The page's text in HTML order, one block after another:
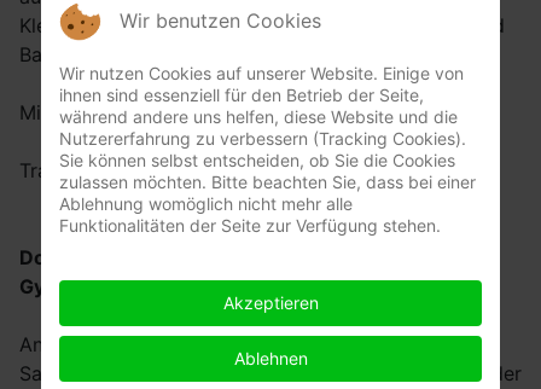
Kleingeräte wie Hanteln, Therabänder, Pezzibälle und
Balancekissen zum Einsatz.
Mit einer Entspannungsphase klingt die Stunde aus.
Trainingszeiten:
Donnerstags, 19.30 - 20.30 Uhr
Gymnastikraum , Sporthalle Dannenberg
Anmeldungen und weitere Infos :
Saprtenleitung Inge Hahnenfeld, Tel. 04208-3529 oder
Wir benutzen Cookies
Wir nutzen Cookies auf unserer Website. Einige von
ihnen sind essenziell für den Betrieb der Seite,
während andere uns helfen, diese Website und die
Nutzererfahrung zu verbessern (Tracking Cookies).
Sie können selbst entscheiden, ob Sie die Cookies
zulassen möchten. Bitte beachten Sie, dass bei einer
Ablehnung womöglich nicht mehr alle
Funktionalitäten der Seite zur Verfügung stehen.
Akzeptieren
Ablehnen